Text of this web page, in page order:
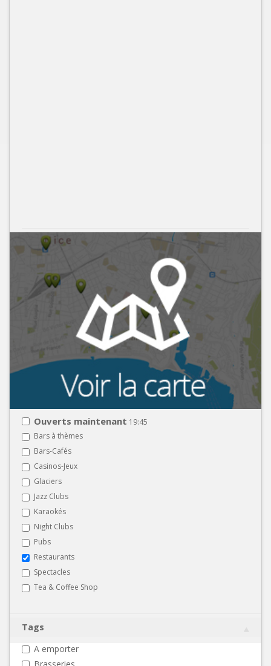
Ouverts maintenant 19:45
Bars à thèmes
Bars-Cafés
Casinos-Jeux
Glaciers
Jazz Clubs
Karaokés
Night Clubs
Pubs
Restaurants
Spectacles
Tea & Coffee Shop
Tags
A emporter